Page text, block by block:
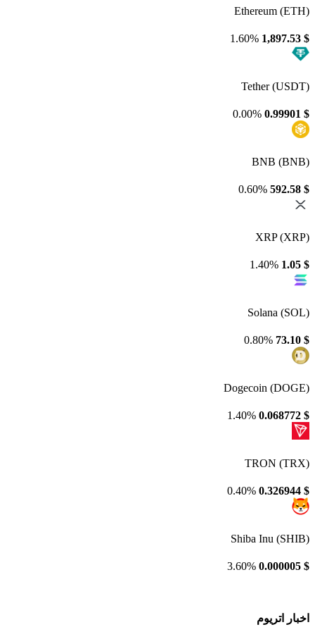
Ethereum (ETH)
$
1,897.53
1.60%
Tether (USDT)
$
0.99901
0.00%
BNB (BNB)
$
592.58
0.60%
XRP (XRP)
$
1.05
1.40%
Solana (SOL)
$
73.10
0.80%
Dogecoin (DOGE)
$
0.068772
1.40%
TRON (TRX)
$
0.326944
0.40%
Shiba Inu (SHIB)
$
0.000005
3.60%
اخبار اتریوم